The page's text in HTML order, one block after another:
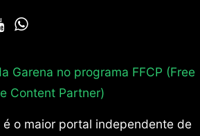
Garena no programa FFCP (Free
Content Partner)
é o maior portal independente de